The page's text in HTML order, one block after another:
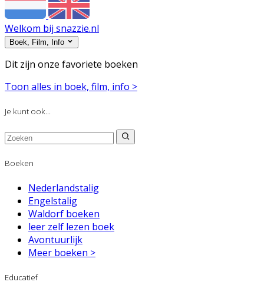
Welkom bij snazzie.nl
Boek, Film, Info
Dit zijn onze favoriete boeken
Toon alles in boek, film, info >
Je kunt ook...
Boeken
Nederlandstalig
Engelstalig
Waldorf boeken
leer zelf lezen boek
Avontuurlijk
Meer boeken >
Educatief